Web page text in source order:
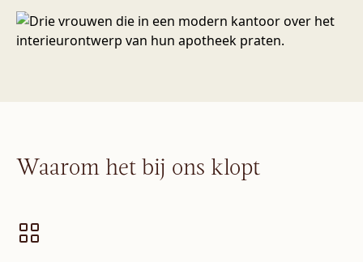
Waarom het bij ons klopt